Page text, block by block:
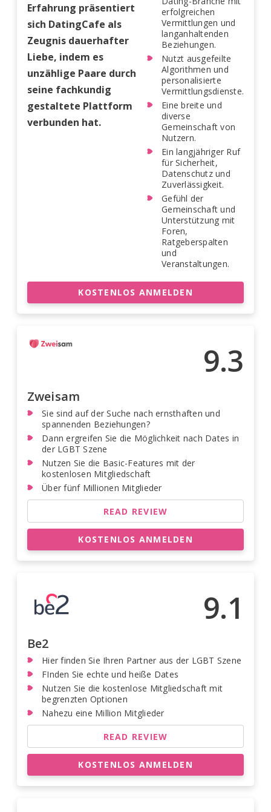
Erfahrung präsentiert
sich DatingCafe als
Zeugnis dauerhafter
Liebe, indem es
unzählige Paare durch
seine fachkundig
gestaltete Plattform
verbunden hat.
erfolgreichen
Vermittlungen und
langanhaltenden
Beziehungen.
Nutzt ausgefeilte
Algorithmen und
personalisierte
Vermittlungsdienste.
Eine breite und
diverse
Gemeinschaft von
Nutzern.
Ein langjähriger Ruf
für Sicherheit,
Datenschutz und
Zuverlässigkeit.
Gefühl der
Gemeinschaft und
Unterstützung mit
Foren,
Ratgeberspalten
und
Veranstaltungen.
KOSTENLOS ANMELDEN
9.3
Zweisam
Sie sind auf der Suche nach ernsthaften und
spannenden Beziehungen?
Dann ergreifen Sie die Möglichkeit nach Dates in
der LGBT Szene
Nutzen Sie die Basic-Features mit der
kostenlosen Mitgliedschaft
Über fünf Millionen Mitglieder
READ REVIEW
KOSTENLOS ANMELDEN
9.1
Be2
Hier finden Sie Ihren Partner aus der LGBT Szene
FInden Sie echte und heiße Dates
Nutzen Sie die kostenlose Mitgliedschaft mit
begrenzten Optionen
Nahezu eine Million Mitglieder
READ REVIEW
KOSTENLOS ANMELDEN